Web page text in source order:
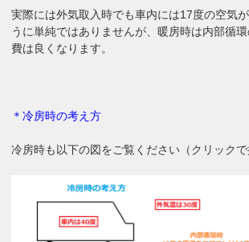
実際には外気取入時でも車内には17度の空気
うに単純ではありませんが、暖房時は内部循
費は良くなります。
＊冷房時の考え方
冷房時も以下の図をご覧ください（クリックで